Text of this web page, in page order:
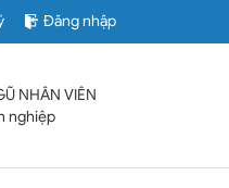
Đăng nhập
NHÂN VIÊN
nghiệp